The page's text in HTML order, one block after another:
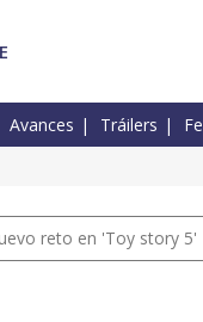
Avances Tráilers
reto en 'Toy story 5'